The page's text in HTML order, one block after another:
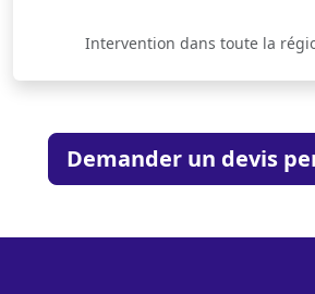
Intervention dans toute la
Demander un devis